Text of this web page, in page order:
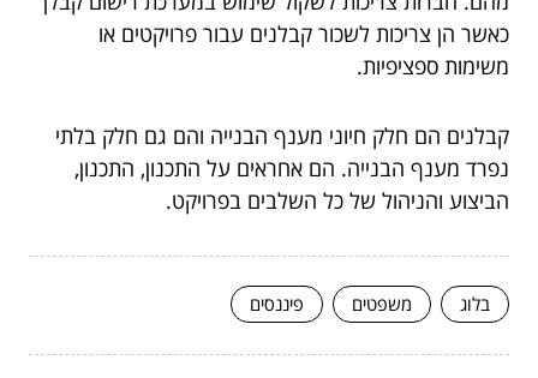
כאשר הן צריכות לשכור קבלנים עבור פרויקטים או
משימות ספציפיות.
קבלנים הם חלק חיוני מענף הבנייה והם גם חלק בלתי
נפרד מענף הבנייה. הם אחראים על התכנון, התכנון,
הביצוע והניהול של כל השלבים בפרויקט.
בלוג משפטים פיננסים